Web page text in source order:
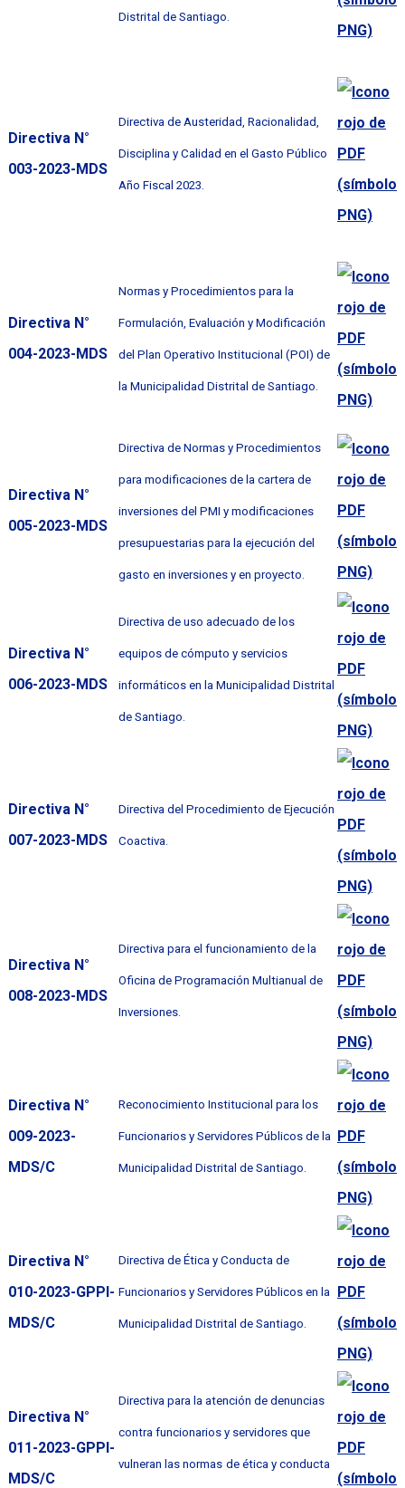
Distrital de Santiago.
Directiva N°
003-2023-MDS
Directiva de Austeridad, Racionalidad,
Disciplina y Calidad en el Gasto Público
Año Fiscal 2023.
Directiva N°
004-2023-MDS
Normas y Procedimientos para la
Formulación, Evaluación y Modificación
del Plan Operativo Institucional (POI) de
la Municipalidad Distrital de Santiago.
Directiva N°
005-2023-MDS
Directiva de Normas y Procedimientos
para modificaciones de la cartera de
inversiones del PMI y modificaciones
presupuestarias para la ejecución del
gasto en inversiones y en proyecto.
Directiva N°
006-2023-MDS
Directiva de uso adecuado de los
equipos de cómputo y servicios
informáticos en la Municipalidad Distrital
de Santiago.
Directiva N°
007-2023-MDS
Directiva del Procedimiento de Ejecución
Coactiva.
Directiva N°
008-2023-MDS
Directiva para el funcionamiento de la
Oficina de Programación Multianual de
Inversiones.
Directiva N°
009-2023-
MDS/C
Reconocimiento Institucional para los
Funcionarios y Servidores Públicos de la
Municipalidad Distrital de Santiago.
Directiva N°
010-2023-GPPI-
MDS/C
Directiva de Ética y Conducta de
Funcionarios y Servidores Públicos en la
Municipalidad Distrital de Santiago.
Directiva N°
011-2023-GPPI-
MDS/C
Directiva para la atención de denuncias
contra funcionarios y servidores que
vulneran las normas de ética y conducta